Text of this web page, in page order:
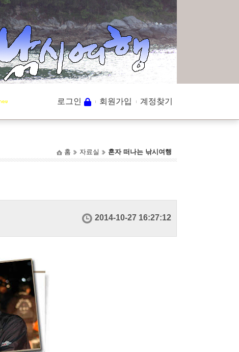
로그인 회원가입 계정찾기
홈 자료실 혼자 떠나는 낚시여행
2014-10-27 16:27:12